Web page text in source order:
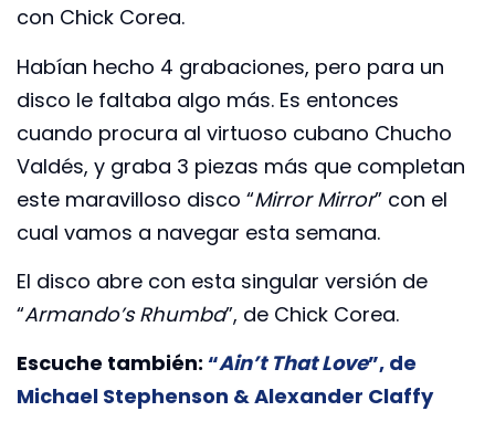
con Chick Corea.
Habían hecho 4 grabaciones, pero para un
disco le faltaba algo más. Es entonces
cuando procura al virtuoso cubano Chucho
Valdés, y graba 3 piezas más que completan
este maravilloso disco “Mirror Mirror” con el
cual vamos a navegar esta semana.
El disco abre con esta singular versión de
“Armando’s Rhumba”, de Chick Corea.
Escuche también: “Ain’t That Love”, de
Michael Stephenson & Alexander Claffy